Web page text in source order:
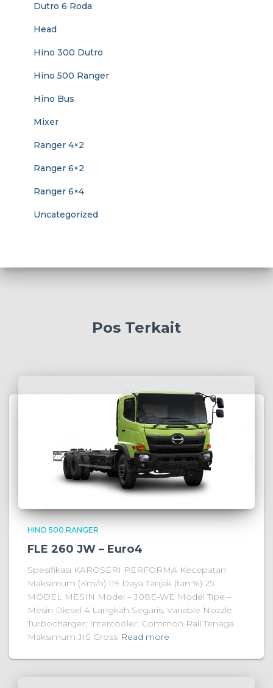
Dutro 6 Roda
Head
Hino 300 Dutro
Hino 500 Ranger
Hino Bus
Mixer
Ranger 4×2
Ranger 6×2
Ranger 6×4
Uncategorized
Pos Terkait
HINO 500 RANGER
FLE 260 JW – Euro4
Spesifikasi KAROSERI PERFORMA Kecepatan
Maksimum (Km/h) 119 Daya Tanjak (tan %) 25
MODEL MESIN Model – J08E-WE Model Tipe –
Mesin Diesel 4 Langkah Segaris; Variable Nozzle
Turbocharger; Intercooler; Common Rail Tenaga
Maksimum JIS Gross Read more